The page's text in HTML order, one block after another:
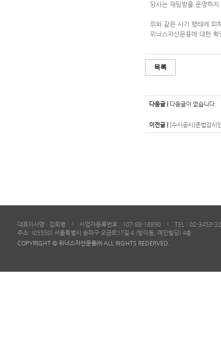
당사는 채팅방을 운영하
위와 같은 사기 행태에 피
위너스자산운용에 대한
목록
다음글 | 다음글이 없습니다.
이전글 | [수시공시]준법감시
대표이사명 : 김희병 사업자등록번호 : 107-88-18890
TEL : 02-3453-
주소: (05550) 서울특별시 송파구 오금로17길 4 (방이동, 예인빌딩) 4층
COPYRIGHT © 위너스자산운용㈜ ALL RIGHTS REDERVED.